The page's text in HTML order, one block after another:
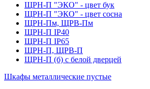
ЩРН-П "ЭКО" - цвет бук
ЩРН-П "ЭКО" - цвет сосна
ЩРН-Пм, ЩРВ-Пм
ЩРН-П IP40
ЩРН-П IP65
ЩРН-П, ЩРВ-П
ЩРН-П (б) с белой дверцей
Шкафы металлические пустые